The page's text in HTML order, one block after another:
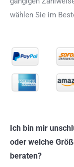
wählen Sie im
Ich bin mir
oder welche
beraten?